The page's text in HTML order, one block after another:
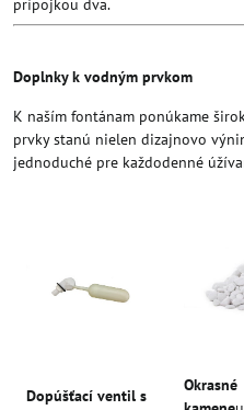
prípojkou dva.
Doplnky k vodným prvkom
K naším fontánam ponúkame
prvky stanú nielen dizajnovo
jednoduché pre každodenné
Dopúšťací ventil s
Okrasné